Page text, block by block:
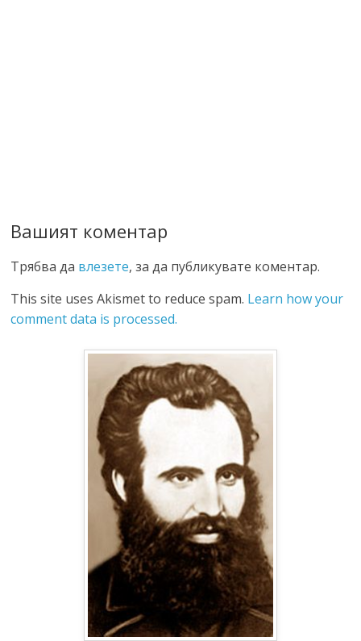
Вашият коментар
Трябва да влезете, за да публикувате коментар.
This site uses Akismet to reduce spam. Learn how your
comment data is processed.